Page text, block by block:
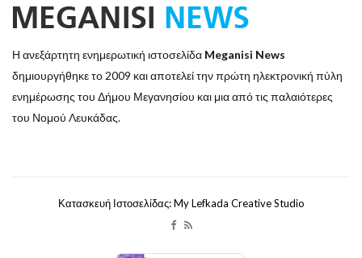
Η ανεξάρτητη ενημερωτική ιστοσελίδα Meganisi News
δημιουργήθηκε το 2009 και αποτελεί την πρώτη ηλεκτρονική πύλη
ενημέρωσης του Δήμου Μεγανησίου και μια από τις παλαιότερες
του Νομού Λευκάδας.
Κατασκευή Ιστοσελίδας: My Lefkada Creative Studio